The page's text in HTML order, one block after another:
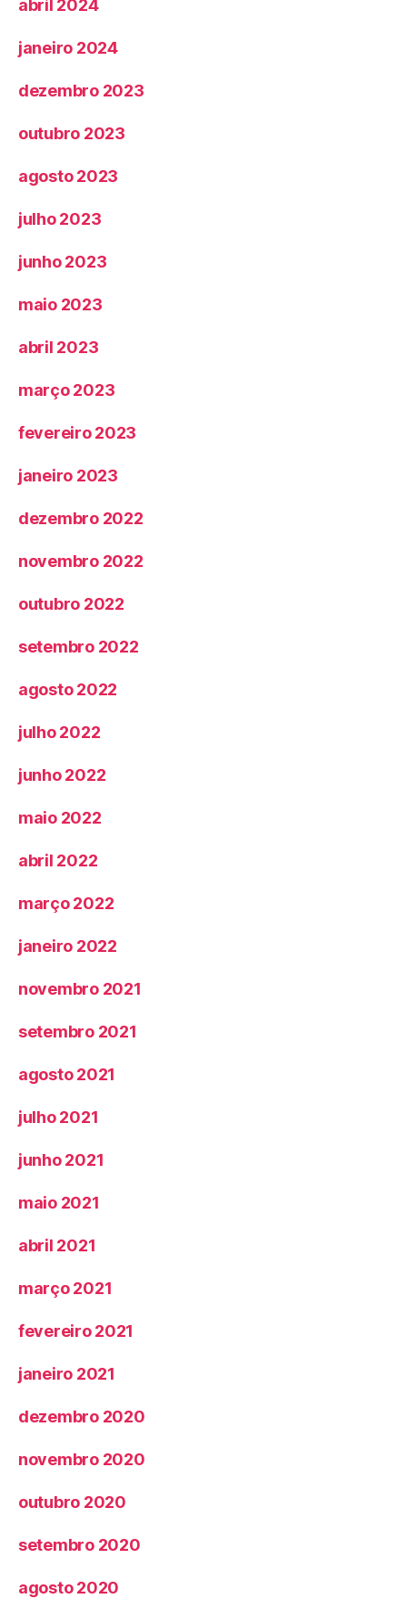
abril 2024
janeiro 2024
dezembro 2023
outubro 2023
agosto 2023
julho 2023
junho 2023
maio 2023
abril 2023
março 2023
fevereiro 2023
janeiro 2023
dezembro 2022
novembro 2022
outubro 2022
setembro 2022
agosto 2022
julho 2022
junho 2022
maio 2022
abril 2022
março 2022
janeiro 2022
novembro 2021
setembro 2021
agosto 2021
julho 2021
junho 2021
maio 2021
abril 2021
março 2021
fevereiro 2021
janeiro 2021
dezembro 2020
novembro 2020
outubro 2020
setembro 2020
agosto 2020